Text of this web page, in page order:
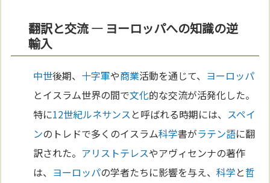
翻訳と交流 — ヨーロッパへの知識の逆
輸入
中世後期、 十字軍や商業活動を通じて、 ヨーロッパ
とイスラム世界の間で文化的な交流が活発化した。
特に12世紀ルネサンス と呼ばれる時期には、 スペイ
ンのトレドで多くのイスラム科学書がラテン語に翻
訳された。 アリストテレスやアヴィセンナの著作
は、 ヨーロッパの学者たちに影響を与え、科学と哲